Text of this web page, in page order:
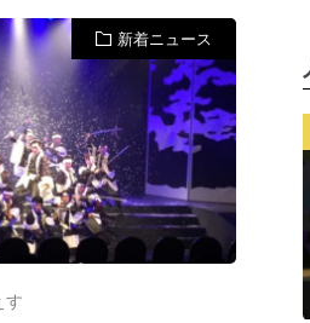
新着ニュース
す